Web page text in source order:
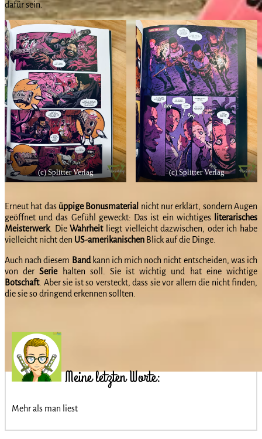
dafür sein.
(c) Splitter Verlag (c) Splitter Verlag
Erneut hat das üppige Bonusmaterial nicht nur erklärt, sondern Augen
geöffnet und das Gefühl geweckt: Das ist ein wichtiges
literarisches
Meisterwerk. DieWahrheitliegt vielleicht dazwischen, oder ich habe
vielleicht nicht den US-amerikanischen Blick auf die Dinge.
Auch nach diesem Bandkann ich mich noch nicht entscheiden, was ich
von derSeriehalten soll. Sie ist wichtig und hat eine wichtige
Botschaft. Aber sie ist so versteckt, dass sie vor allem die nicht finden,
die sie so dringend erkennen sollten.
Meine letzten Worte:
Mehr als man liest